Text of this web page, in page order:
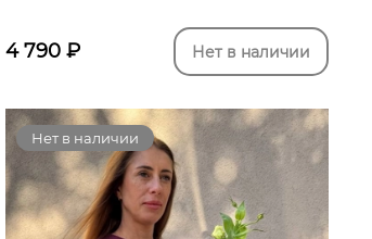
4 790₽ Нет в наличии
Нет в наличии